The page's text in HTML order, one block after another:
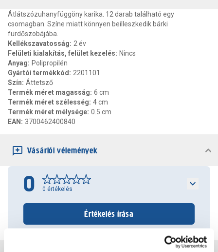
Átlátszózuhanyfüggöny karika. 12 darab található egy
csomagban. Színe miatt könnyen beilleszkedik bárki
fürdőszobájába.
Kellékszavatosság: 2 év
Felületi kialakítás, felület kezelés: Nincs
Anyag: Polipropilén
Gyártói termékkód : 2201101
Szín: Áttetsző
Termék méret magasság: 6 cm
Termék méret szélesség: 4 cm
Termék méret mélysége: 0.5 cm
EAN : 3700462400840
Vásárlói vélemények
0 0 értékelés
Értékelés írása